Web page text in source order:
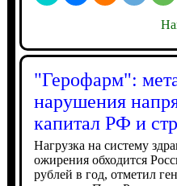
"Герофарм":
нарушения
капитал РФ и
Нагрузка на систему
ожирения обходится
рублей в год, отметил